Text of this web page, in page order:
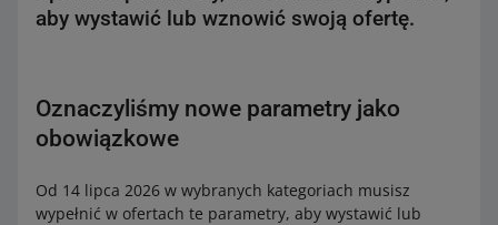
aby wystawić lub wznowić swoją ofertę.
Oznaczyliśmy nowe parametry jako
obowiązkowe
Od 14 lipca 2026 w wybranych kategoriach musisz
wypełnić w ofertach te parametry, aby wystawić lub